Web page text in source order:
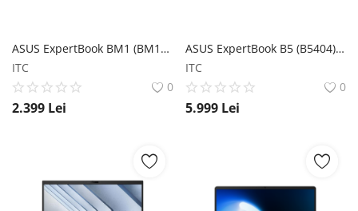
ASUS ExpertBook BM1 (BM1503) ASUS
ITC
0
2.399 Lei
ASUS ExpertBook B5 (B5404) ASUS
ITC
0
5.999 Lei